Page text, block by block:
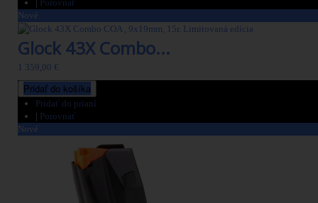
| Porovnať
Nové
Glock 43X Combo...
1 359,00 €
Pridať do košíka
Pridať do prianí
| Porovnať
Nové